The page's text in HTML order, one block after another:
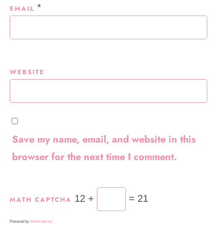
EMAIL *
WEBSITE
Save my name, email, and website in this
browser for the next time I comment.
MATH CAPTCHA 12 + = 21
Powered by MathCaptcha